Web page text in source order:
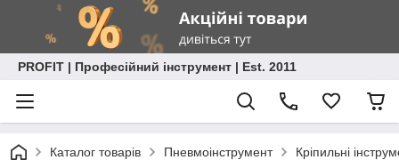
PROFIT | Професійний інструмент | Est. 2011
Каталог товарів Пневмоінструмент Кріпильні